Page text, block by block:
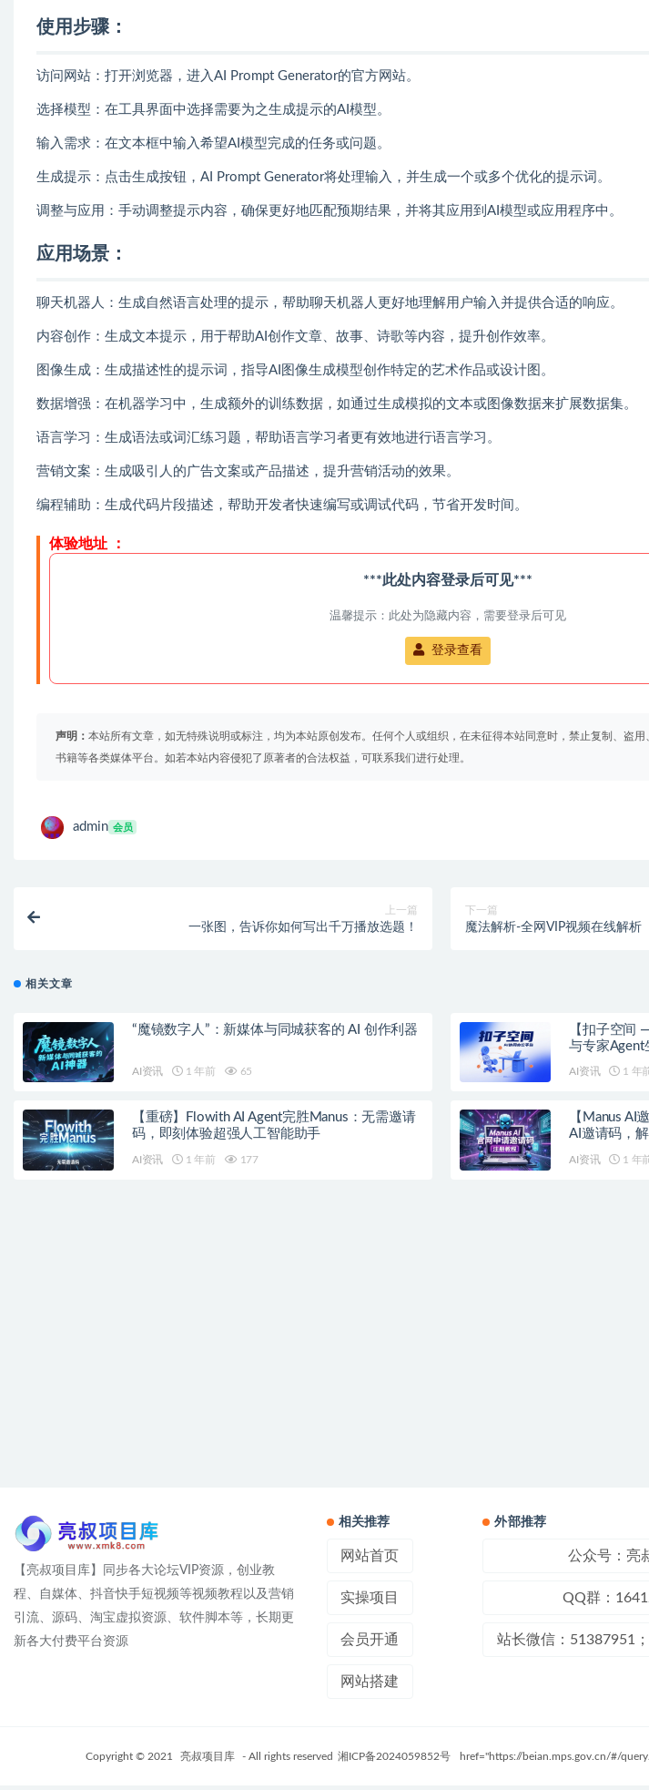
使用步骤 ：
访问网站：打开浏览器，进入AI Prompt Generator的官方网站。
选择模型：在工具界面中选择需要为之生成提示的AI模型。
输入需求：在文本框中输入希望AI模型完成的任务或问题。
生成提示：点击生成按钮，AI Prompt Generator将处理输入，并生成一个或多个优化的提示词。
调整与应用：手动调整提示内容，确保更好地匹配预期结果，并将其应用到AI模型或应用程序中。
应用场景 ：
聊天机器人：生成自然语言处理的提示，帮助聊天机器人更好地理解用户输入并提供合适的响应。
内容创作：生成文本提示，用于帮助AI创作文章、故事、诗歌等内容，提升创作效率。
图像生成：生成描述性的提示词，指导AI图像生成模型创作特定的艺术作品或设计图。
数据增强：在机器学习中，生成额外的训练数据，如通过生成模拟的文本或图像数据来扩展数据集。
语言学习：生成语法或词汇练习题，帮助语言学习者更有效地进行语言学习。
营销文案：生成吸引人的广告文案或产品描述，提升营销活动的效果。
编程辅助：生成代码片段描述，帮助开发者快速编写或调试代码，节省开发时间。
体验地址 ：
***此处内容登录后可见***
温馨提示：此处为隐藏内容，需要登录后可见
登录查看
声明： 本站所有文章，如无特殊说明或标注，均为本站原创发布。任何个人或组织，在未征得本站同意时，禁止复制、盗用
书籍等各类媒体平台。如若本站内容侵犯了原著者的合法权益，可联系我们进行处理。
admin 会员
上一篇
一张图，告诉你如何写出千万播放选题！
下一篇
魔法解析-全网VIP视频在线解析
相关文章
“魔镜数字人”：新媒体与同城获客的 AI 创作利器
AI资讯 1 年前 65
【扣子空间
与专家Agent
AI资讯 1 年
【重磅】Flowith AI Agent完胜Manus：无需邀请
码，即刻体验超强人工智能助手
AI资讯 1 年前 177
【Manus AI
AI邀请码，
AI资讯 1 年
【亮叔项目库】同步各大论坛VIP资源，创业教
程、自媒体、抖音快手短视频等视频教程以及营销
引流、源码、淘宝虚拟资源、软件脚本等，长期更
新各大付费平台资源
相关推荐
网站首页
实操项目
会员开通
网站搭建
外部推荐
公众号：亮
QQ群：
站长微信：51387951
Copyright © 2021 亮叔项目库 - All rights reserved 湘ICP备2024059852号 href="https://beian.mps.gov.cn/#/